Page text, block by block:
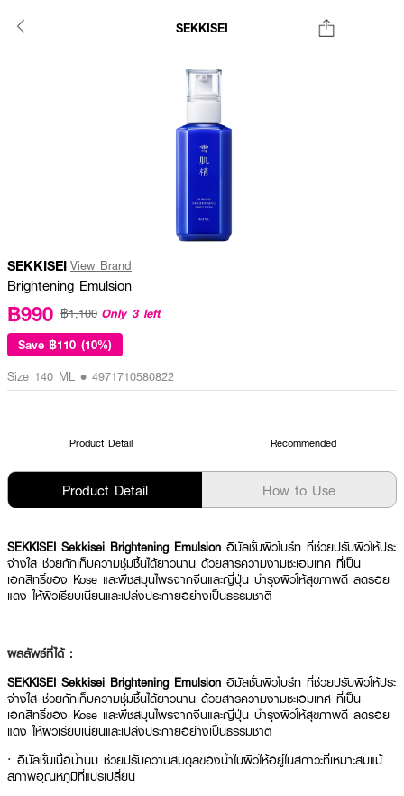
SEKKISEI
SEKKISEI View Brand
Brightening Emulsion
฿990 ฿1,100 Only 3 left
Save ฿110 (10%)
Size 140 ML • 4971710580822
Product Detail Recommended
Product Detail How to Use
SEKKISEI Sekkisei Brightening Emulsion อิมัลชั่นผิวไบร์ท ที่ช่วยปรับผิวให้ประ
จ่างใส ช่วยกักเก็บความชุ่มชื้นได้ยาวนาน ด้วยสารความงามชะเอมเทศ ที่เป็น
เอกสิทธิ์ของ Kose และพืชสมุนไพรจากจีนและญี่ปุ่น บำรุงผิวให้สุขภาพดี ลดรอย
แดง ให้ผิวเรียบเนียนและเปล่งประกายอย่างเป็นธรรมชาติ
ผลลัพธ์ที่ได้ :
SEKKISEI Sekkisei Brightening Emulsion อิมัลชั่นผิวไบร์ท ที่ช่วยปรับผิวให้ประ
จ่างใส ช่วยกักเก็บความชุ่มชื้นได้ยาวนาน ด้วยสารความงามชะเอมเทศ ที่เป็น
เอกสิทธิ์ของ Kose และพืชสมุนไพรจากจีนและญี่ปุ่น บำรุงผิวให้สุขภาพดี ลดรอย
แดง ให้ผิวเรียบเนียนและเปล่งประกายอย่างเป็นธรรมชาติ
· อิมัลชั่นเนื้อน้ำนม ช่วยปรับความสมดุลของน้ำในผิวให้อยู่ในสภาวะที่เหมาะสมแม้
สภาพอุณหภูมิที่แปรเปลี่ยน